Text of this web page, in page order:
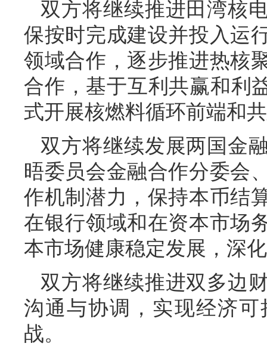
双方将继续推进田湾核
保按时完成建设并投入运
领域合作，逐步推进热核
合作，基于互利共赢和利
式开展核燃料循环前端和
双方将继续发展两国金
晤委员会金融合作分委会
作机制潜力，保持本币结
在银行领域和在资本市场
本市场健康稳定发展，深
双方将继续推进双多边
沟通与协调，实现经济
战。